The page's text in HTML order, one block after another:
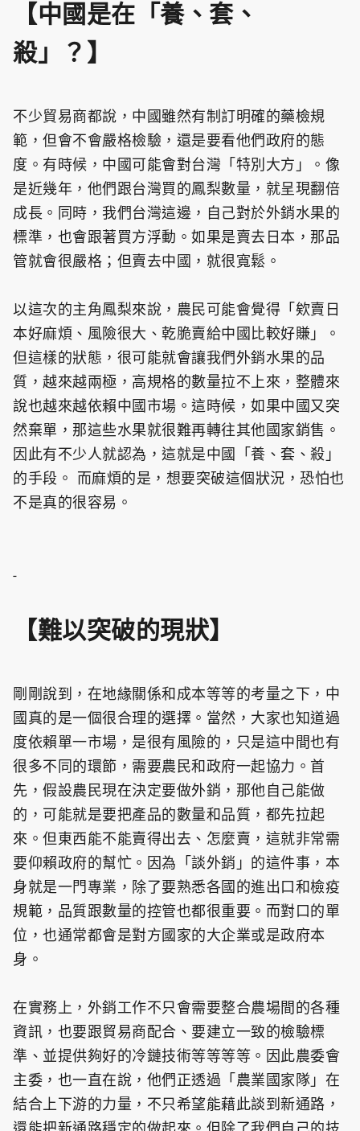
【中國是在「養、套、
殺」？】
不少貿易商都說，中國雖然有制訂明確的藥檢規
範，但會不會嚴格檢驗，還是要看他們政府的態
度。有時候，中國可能會對台灣「特別大方」。像
是近幾年，他們跟台灣買的鳳梨數量，就呈現翻倍
成長。同時，我們台灣這邊，自己對於外銷水果的
標準，也會跟著買方浮動。如果是賣去日本，那品
管就會很嚴格；但賣去中國，就很寬鬆。
以這次的主角鳳梨來說，農民可能會覺得「欸賣日
本好麻煩、風險很大、乾脆賣給中國比較好賺」。
但這樣的狀態，很可能就會讓我們外銷水果的品
質，越來越兩極，高規格的數量拉不上來，整體來
說也越來越依賴中國市場。這時候，如果中國又突
然棄單，那這些水果就很難再轉往其他國家銷售。
因此有不少人就認為，這就是中國「養、套、殺」
的手段。 而麻煩的是，想要突破這個狀況，恐怕也
不是真的很容易。
-
【難以突破的現狀】
剛剛說到，在地緣關係和成本等等的考量之下，中
國真的是一個很合理的選擇。當然，大家也知道過
度依賴單一市場，是很有風險的，只是這中間也有
很多不同的環節，需要農民和政府一起協力。首
先，假設農民現在決定要做外銷，那他自己能做
的，可能就是要把產品的數量和品質，都先拉起
來。但東西能不能賣得出去、怎麼賣，這就非常需
要仰賴政府的幫忙。因為「談外銷」的這件事，本
身就是一門專業，除了要熟悉各國的進出口和檢疫
規範，品質跟數量的控管也都很重要。而對口的單
位，也通常都會是對方國家的大企業或是政府本
身。
在實務上，外銷工作不只會需要整合農場間的各種
資訊，也要跟貿易商配合、要建立一致的檢驗標
準、並提供夠好的冷鏈技術等等等等。因此農委會
主委，也一直在說，他們正透過「農業國家隊」在
結合上下游的力量，不只希望能藉此談到新通路，